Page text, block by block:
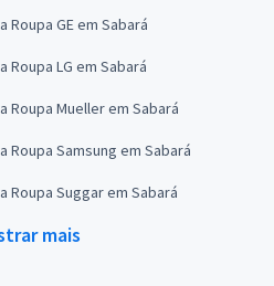
Roupa GE em Sabará
Roupa LG em Sabará
Roupa Mueller em Sabará
Roupa Samsung em Sabará
Roupa Suggar em Sabará
mais